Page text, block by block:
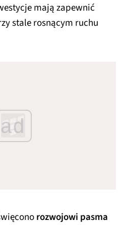
mają zapewnić
stale rosnącym ruchu
ad
rozwojowi pasma